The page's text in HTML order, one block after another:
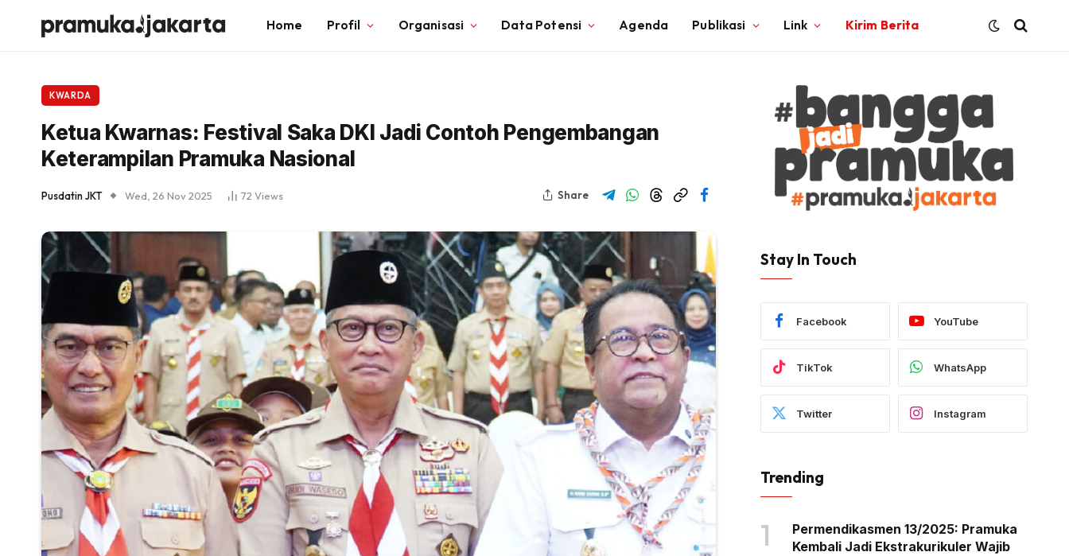
Home Profil Organisasi Data Potensi Agenda Publikasi Link Kirim Berita
KWARDA
Ketua Kwarnas: Festival Saka DKI Jadi Contoh Pengembangan
Keterampilan Pramuka Nasional
Pusdatin JKT Wed, 26 Nov 2025 72 Views Share
Stay In Touch
Facebook YouTube
TikTok WhatsApp
Twitter Instagram
Trending
Permendikasmen 13/2025: Pramuka
Kembali Jadi Ekstrakurikuler Wajib